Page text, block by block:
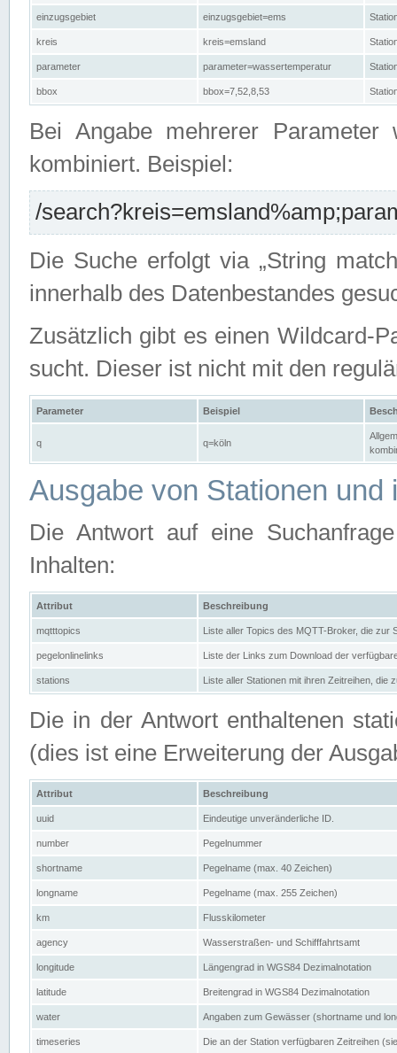
einzugsgebiet einzugsgebiet=ems
kreis kreis=emsland
parameter parameter=wassertemperatur
bbox bbox=7,52,8,53
Bei Angabe mehrerer Parameter
kombiniert. Beispiel:
/
Die Suche erfolgt via „String
innerhalb des Datenbestandes
Zusätzlich gibt es einen Wildcard-
sucht. Dieser ist nicht mit den
Parameter Beispiel
q q=köln
Ausgabe von Stationen und
Die Antwort auf eine
Inhalten:
Attribut Beschreibung
mqtttopics Liste aller Topics des MQTT-Broker, die zur
pegelonlinelinks Liste der Links zum Download der
stations Liste aller Stationen mit ihren Zeitreihen, die
Die in der Antwort enthaltenen
(dies ist eine Erweiterung der
Attribut Beschreibung
uuid Eindeutige unveränderliche ID.
number Pegelnummer
shortname Pegelname (max. 40 Zeichen)
longname Pegelname (max. 255 Zeichen)
km Flusskilometer
agency Wasserstraßen- und Schifffahrtsamt
longitude Längengrad in WGS84 Dezimalnotation
latitude Breitengrad in WGS84 Dezimalnotation
water Angaben zum Gewässer (shortname und
timeseries Die an der Station verfügbaren Zeitreihen